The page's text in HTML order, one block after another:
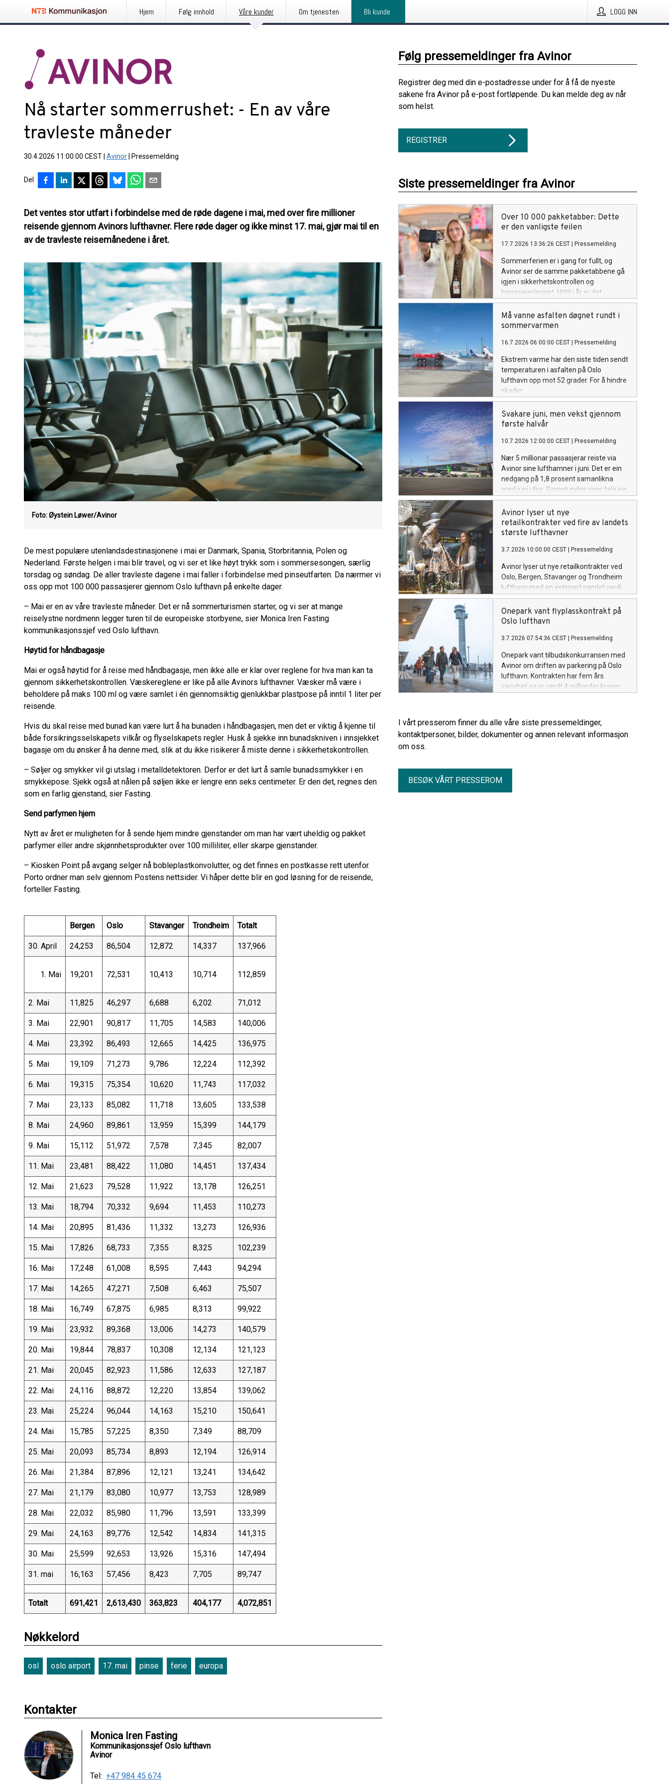
Hjem Følg innhold Våre kunder Om tjenesten Bli kunde LOGG INN
Nå starter sommerrushet: - En av våre
travleste måneder
30.4.2026 11:00:00 CEST Avinor Pressemelding
Del
Det ventes stor utfart i forbindelse med de røde dagene i mai, med over fire millioner
reisende gjennom Avinors lufthavner. Flere røde dager og ikke minst 17. mai, gjør mai til en
av de travleste reisemånedene i året.
Foto: Øystein Løwer/Avinor
De mest populære utenlandsdestinasjonene i mai er Danmark, Spania, Storbritannia, Polen og
Nederland. Første helgen i mai blir travel, og vi ser et like høyt trykk som i sommersesongen, særlig
torsdag og søndag. De aller travleste dagene i mai faller i forbindelse med pinseutfarten. Da nærmer vi
oss opp mot 100 000 passasjerer gjennom Oslo lufthavn på enkelte dager.
– Mai er en av våre travleste måneder. Det er nå sommerturismen starter, og vi ser at mange
reiselystne nordmenn legger turen til de europeiske storbyene, sier Monica Iren Fasting
kommunikasjonssjef ved Oslo lufthavn.
Høytid for håndbagasje
Mai er også høytid for å reise med håndbagasje, men ikke alle er klar over reglene for hva man kan ta
gjennom sikkerhetskontrollen. Væskereglene er like på alle Avinors lufthavner. Væsker må være i
beholdere på maks 100 ml og være samlet i én gjennomsiktig gjenlukkbar plastpose på inntil 1 liter per
reisende.
Hvis du skal reise med bunad kan være lurt å ha bunaden i håndbagasjen, men det er viktig å kjenne til
både forsikringsselskapets vilkår og flyselskapets regler. Husk å sjekke inn bunadskniven i innsjekket
bagasje om du ønsker å ha denne med, slik at du ikke risikerer å miste denne i sikkerhetskontrollen.
– Søljer og smykker vil gi utslag i metalldetektoren. Derfor er det lurt å samle bunadssmykker i en
smykkepose. Sjekk også at nålen på søljen ikke er lengre enn seks centimeter. Er den det, regnes den
som en farlig gjenstand, sier Fasting.
Send parfymen hjem
Nytt av året er muligheten for å sende hjem mindre gjenstander om man har vært uheldig og pakket
parfymer eller andre skjønnhetsprodukter over 100 milliliter, eller skarpe gjenstander.
– Kiosken Point på avgang selger nå bobleplastkonvolutter, og det finnes en postkasse rett utenfor.
Porto ordner man selv gjennom Postens nettsider. Vi håper dette blir en god løsning for de reisende,
forteller Fasting.
Bergen Oslo Stavanger Trondheim Totalt
30. April 24,253 86,504 12,872 14,337 137,966
Mai 19,201 72,531 10,413 10,714 112,859
2. Mai 11,825 46,297 6,688 6,202 71,012
3. Mai 22,901 90,817 11,705 14,583 140,006
4. Mai 23,392 86,493 12,665 14,425 136,975
5. Mai 19,109 71,273 9,786 12,224 112,392
6. Mai 19,315 75,354 10,620 11,743 117,032
7. Mai 23,133 85,082 11,718 13,605 133,538
8. Mai 24,960 89,861 13,959 15,399 144,179
9. Mai 15,112 51,972 7,578 7,345 82,007
11. Mai 23,481 88,422 11,080 14,451 137,434
12. Mai 21,623 79,528 11,922 13,178 126,251
13. Mai 18,794 70,332 9,694 11,453 110,273
14. Mai 20,895 81,436 11,332 13,273 126,936
15. Mai 17,826 68,733 7,355 8,325 102,239
16. Mai 17,248 61,008 8,595 7,443 94,294
17. Mai 14,265 47,271 7,508 6,463 75,507
18. Mai 16,749 67,875 6,985 8,313 99,922
19. Mai 23,932 89,368 13,006 14,273 140,579
20. Mai 19,844 78,837 10,308 12,134 121,123
21. Mai 20,045 82,923 11,586 12,633 127,187
22. Mai 24,116 88,872 12,220 13,854 139,062
23. Mai 25,224 96,044 14,163 15,210 150,641
24. Mai 15,785 57,225 8,350 7,349 88,709
25. Mai 20,093 85,734 8,893 12,194 126,914
26. Mai 21,384 87,896 12,121 13,241 134,642
27. Mai 21,179 83,080 10,977 13,753 128,989
28. Mai 22,032 85,980 11,796 13,591 133,399
29. Mai 24,163 89,776 12,542 14,834 141,315
30. Mai 25,599 92,653 13,926 15,316 147,494
31. mai 16,163 57,456 8,423 7,705 89,747
Totalt 691,421 2,613,430 363,823 404,177 4,072,851
Nøkkelord
osl oslo airport 17. mai pinse ferie europa
Kontakter
Monica Iren Fasting
Kommunikasjonssjef Oslo lufthavn
Avinor
Tel: +47 984 45 674
Følg pressemeldinger fra Avinor
Registrer deg med din e-postadresse under for å få de nyeste
sakene fra Avinor på e-post fortløpende. Du kan melde deg av når
som helst.
REGISTRER
Siste pressemeldinger fra Avinor
Over 10 000 pakketabber: Dette
er den vanligste feilen
17.7.2026 13:36:26 CEST Pressemelding
Sommerferien er i gang for fullt, og
Avinor ser de samme pakketabbene gå
igjen i sikkerhetskontrollen og
bagasjeanlegget. Hittil i år er det
registrert over 10 000 tilfeller av
feilpakket farlig gods ved Avinors
lufthavner. Over åtte av ti tilfeller gjelder
Må vanne asfalten døgnet rundt i
sommervarmen
16.7.2026 06:00:00 CEST Pressemelding
Ekstrem varme har den siste tiden sendt
temperaturen i asfalten på Oslo
lufthavn opp mot 52 grader. For å hindre
skader
på flyoppstillingsplasser og taksebaner må
brannmannskapene jevnlig rykke ut og
kjøle ned asfalten med tusenvis av liter
Svakare juni, men vekst gjennom
første halvår
10.7.2026 12:00:00 CEST Pressemelding
Nær 5 millionar passasjerar reiste via
Avinor sine lufthamner i juni. Det er ein
nedgang på 1,8 prosent samanlikna
med juni i fjor. Samstundes viser tala ein
samla vekst på 2,1 prosent så langt i år.
Avinor lyser ut nye
retailkontrakter ved fire av landets
største lufthavner
3.7.2026 10:00:00 CEST Pressemelding
Avinor lyser ut nye retailkontrakter ved
Oslo, Bergen, Stavanger og Trondheim
lufthavn med en estimert samlet verdi
på over 4,5 milliarder kroner over en
femårsperiode.
Onepark vant flyplasskontrakt på
Oslo lufthavn
3.7.2026 07:54:36 CEST Pressemelding
Onepark vant tilbudskonkurransen med
Avinor om driften av parkering på Oslo
lufthavn. Kontrakten har fem års
varighet og er verdt 4 milliarder kroner.
I vårt presserom finner du alle våre siste pressemeldinger,
kontaktpersoner, bilder, dokumenter og annen relevant informasjon
om oss.
BESØK VÅRT PRESSEROM